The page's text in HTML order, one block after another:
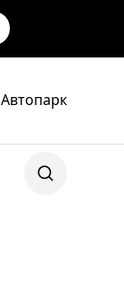
Автопарк